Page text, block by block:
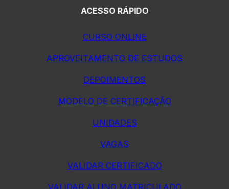
ACESSO RÁPIDO
CURSO ONLINE
APROVEITAMENTO DE ESTUDOS
DEPOIMENTOS
MODELO DE CERTIFICAÇÃO
UNIDADES
VAGAS
VALIDAR CERTIFICADO